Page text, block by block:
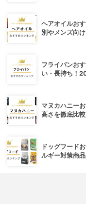
ヘアオイルお
別やメンズ向け
フライパンお
い・長持ち！
マヌカハニー
高さを徹底比
ドッグフード
ルギー対策商